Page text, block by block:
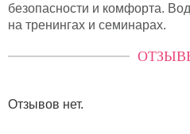
безопасности и комфорта.
на тренингах и семинарах.
Отзывов нет.